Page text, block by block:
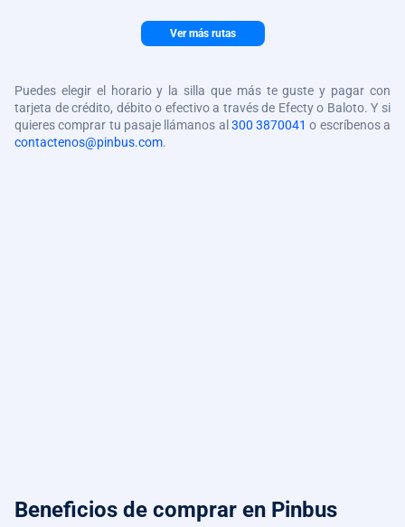
Ver más rutas
Puedes elegir el horario y la silla que más te guste y pagar con
tarjeta de crédito, débito o efectivo a través de Efecty o Baloto. Y si
quieres comprar tu pasaje llámanos al 300 3870041 o escríbenos a
contactenos@pinbus.com.
Beneficios de comprar en Pinbus